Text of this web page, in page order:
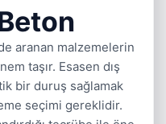
aranan malzemelerin
taşır. Esasen dış
bir duruş sağlamak
seçimi gereklidir.